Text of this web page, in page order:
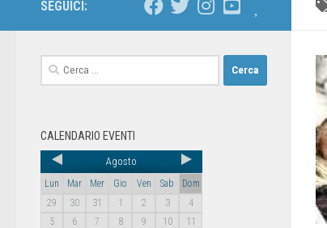
SEGUICI:
CALENDARIO EVENTI
Agosto
Lun Mar Mer Gio Ven Sab
Dom
29
30 31 1 2 3
4
5
6 7 8 9 10
11